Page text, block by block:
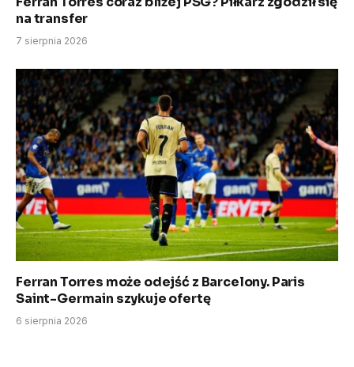
na transfer
7 sierpnia 2026
Ferran Torres może odejść z Barcelony. Paris
Saint-Germain szykuje ofertę
6 sierpnia 2026